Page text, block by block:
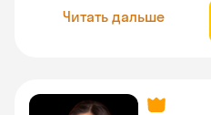
Читать дальше